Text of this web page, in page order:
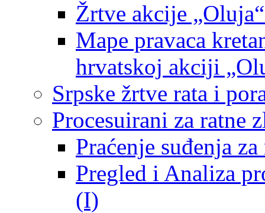
Žrtve akcije
Mape pravaca
hrvatskoj akciji
Srpske žrtve rata i
Procesuirani za ratne
Praćenje suđenja
Pregled i Analiza
(I)